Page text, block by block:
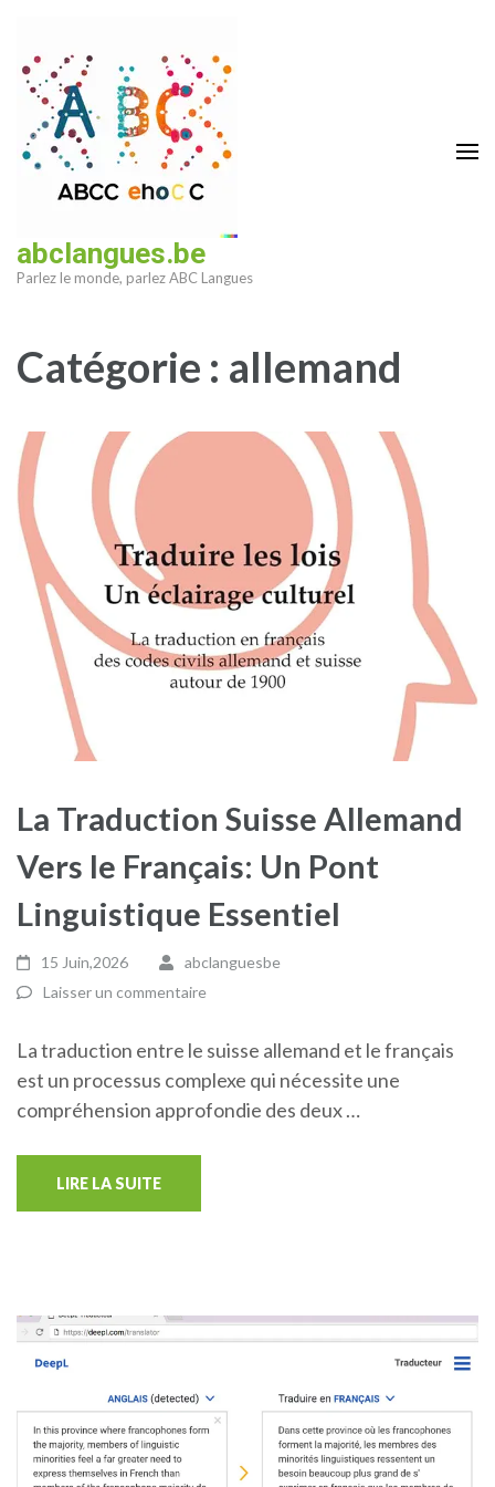
contenu
(Pressez
Entrée)
abclangues.be
Parlez le monde, parlez ABC Langues
Catégorie : allemand
La Traduction Suisse Allemand
Vers le Français: Un Pont
Linguistique Essentiel
15 Juin,2026
abclanguesbe
Laisser un commentaire
La traduction entre le suisse allemand et le français
est un processus complexe qui nécessite une
compréhension approfondie des deux …
LIRE LA SUITE